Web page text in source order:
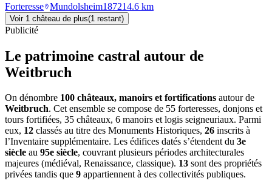
Forteresse Mundolsheim187214.6 km
Voir 1 château de plus(1 restant)
Publicité
Le patrimoine castral autour de
Weitbruch
On dénombre 100 châteaux, manoirs et fortifications autour de
Weitbruch. Cet ensemble se compose de 55 forteresses, donjons et
tours fortifiées, 35 châteaux, 6 manoirs et logis seigneuriaux. Parmi
eux, 12 classés au titre des Monuments Historiques, 26 inscrits à
l’Inventaire supplémentaire. Les édifices datés s’étendent du 3e
siècle au 95e siècle, couvrant plusieurs périodes architecturales
majeures (médiéval, Renaissance, classique). 13 sont des propriétés
privées tandis que 9 appartiennent à des collectivités publiques.